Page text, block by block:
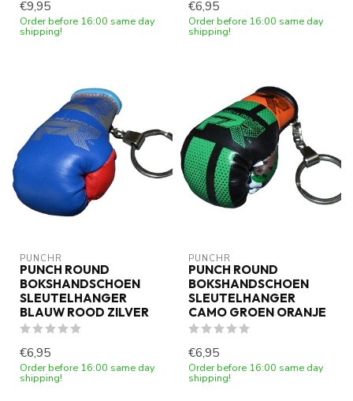
€9,95
Order before 16:00 same day
shipping!
€6,95
Order before 16:00 same day
shipping!
PUNCHR
PUNCH ROUND
BOKSHANDSCHOEN
SLEUTELHANGER
BLAUW ROOD ZILVER
€6,95
Order before 16:00 same day
shipping!
PUNCHR
PUNCH ROUND
BOKSHANDSCHOEN
SLEUTELHANGER
CAMO GROEN ORANJE
€6,95
Order before 16:00 same day
shipping!